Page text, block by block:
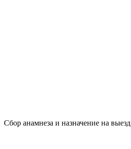
Сбор анамнеза и назначение на выезд